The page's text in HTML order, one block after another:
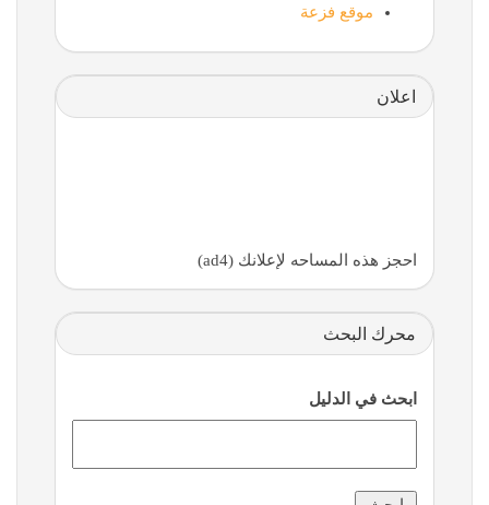
موقع فزعة
اعلان
احجز هذه المساحه لإعلانك (ad4)
محرك البحث
ابحث في الدليل